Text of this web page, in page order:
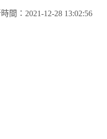
間： 2021-12-28 13:02:56